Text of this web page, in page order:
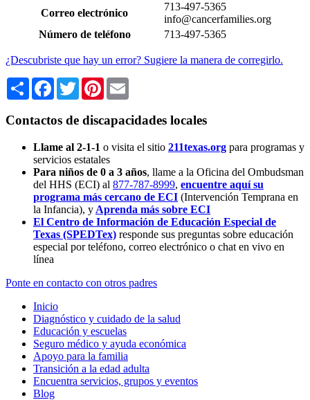
Correo electrónico
713-497-5365
info@cancerfamilies.org
Número de teléfono
713-497-5365
¿Descubriste que hay un error? Sugiere la manera de corregirlo.
Share Facebook
TwitterPinterest
Contactos de discapacidades locales
Llame al 2-1-1 o visita el sitio 211texas.org para programas y
servicios estatales
Para niños de 0 a 3 años, llame a la Oficina del Ombudsman
del HHS (ECI) al 877-787-8999, encuentre aquí su
programa más cercano de ECI (Intervención Temprana en
la Infancia), y Aprenda más sobre ECI
El Centro de Información de Educación Especial de
Texas (SPEDTex) responde sus preguntas sobre educación
especial por teléfono, correo electrónico o chat en vivo en
línea
Ponte en contacto con otros padres
Inicio
Diagnóstico y cuidado de la salud
Educación y escuelas
Seguro médico y ayuda económica
Apoyo para la familia
Transición a la edad adulta
Encuentra servicios, grupos y eventos
Blog